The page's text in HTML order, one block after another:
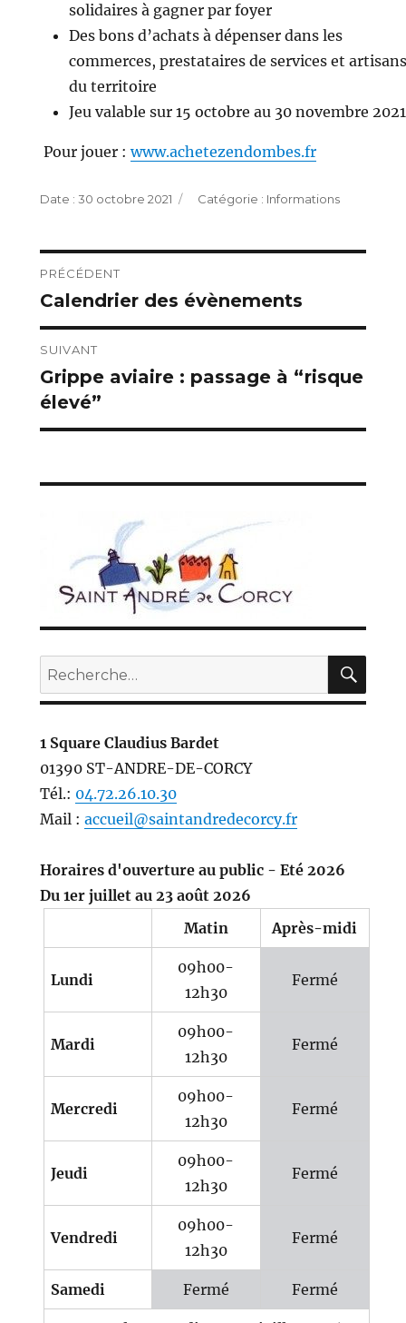
solidaires à gagner par foyer
Des bons d’achats à dépenser dans les
commerces, prestataires de services et artisans
du territoire
Jeu valable sur 15 octobre au 30 novembre 2021
Pour jouer :www.achetezendombes.fr
Publié
30 octobre 2021 Catégories
Informations
Navigation
de
l’article
PRÉCÉDENT
Publication
précédente :
Calendrier des évènements
SUIVANT
Publication
suivante :
Grippe aviaire : passage à “risque
élevé”
Recherche
pour :
1 Square Claudius Bardet
01390 ST-ANDRE-DE-CORCY
Tél.: 04.72.26.10.30
Mail : accueil@saintandredecorcy.fr
Horaires d'ouverture au public - Eté 2026
Du 1er juillet au 23 août 2026
Matin
Après-midi
Lundi
09h00-
12h30
Fermé
Mardi
09h00-
12h30
Fermé
Mercredi
09h00-
12h30
Fermé
Jeudi
09h00-
12h30
Fermé
Vendredi
09h00-
12h30
Fermé
Samedi Fermé Fermé